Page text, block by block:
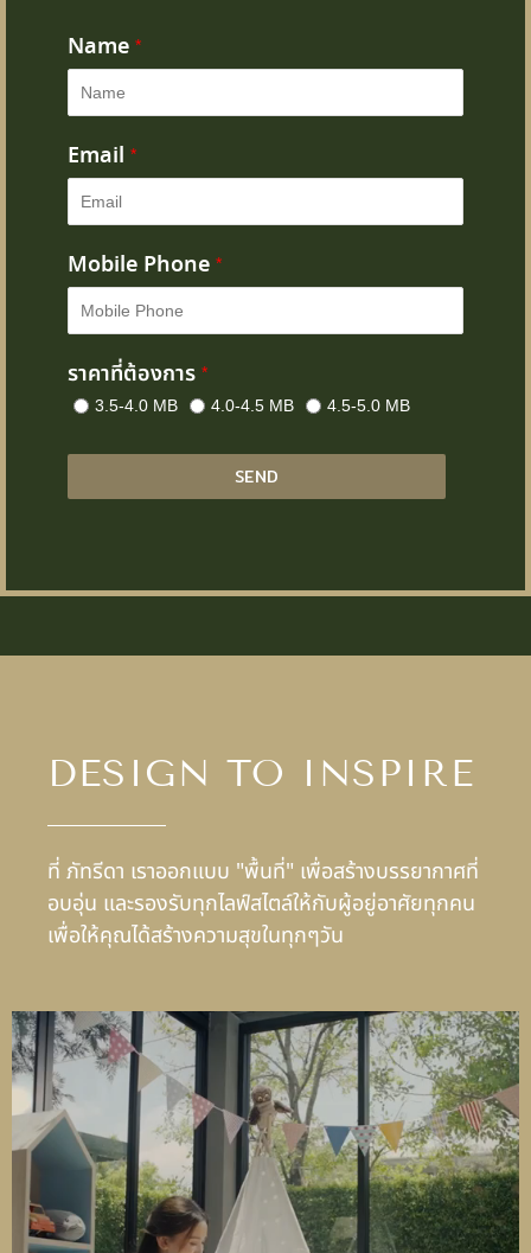
Name *
Email *
Mobile Phone *
ราคาที่ต้องการ *
3.5-4.0 MB
4.0-4.5 MB 4.5-5.0 MB
SEND
DESIGN TO INSPIRE
ที่ ภัทรีดา เราออกแบบ "พื้นที่" เพื่อสร้างบรรยากาศที่
อบอุ่น และรองรับทุกไลฟ์สไตล์ให้กับผู้อยู่อาศัยทุกคน
เพื่อให้คุณได้สร้างความสุขในทุกๆวัน